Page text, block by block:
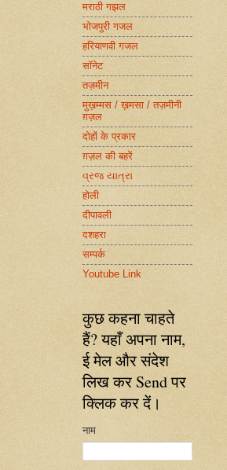
मराठी गझल
भोजपुरी गजल
हरियाणवी गजल
सॉनेट
तज़मीन
मुख़म्मस / ख़मसा / तज़मीनी
ग़ज़ल
दोहों के प्रकार
ग़ज़ल की बहरें
વ્રજ યાત્રા
होली
दीपावली
दशहरा
सम्पर्क
Youtube Link
कुछ कहना चाहते
हैं? यहाँ अपना नाम,
ई मेल और संदेश
लिख कर Send पर
क्लिक कर दें।
नाम